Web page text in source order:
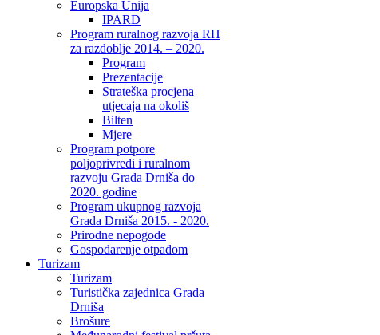
Europska Unija
IPARD
Program ruralnog razvoja RH
za razdoblje 2014. – 2020.
Program
Prezentacije
Strateška procjena
utjecaja na okoliš
Bilten
Mjere
Program potpore
poljoprivredi i ruralnom
razvoju Grada Drniša do
2020. godine
Program ukupnog razvoja
Grada Drniša 2015. - 2020.
Prirodne nepogode
Gospodarenje otpadom
Turizam
Turizam
Turistička zajednica Grada
Drniša
Brošure